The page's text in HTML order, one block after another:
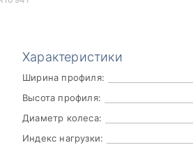
Характеристики
Ширина профиля:
Высота профиля:
Диаметр колеса:
Индекс нагрузки: